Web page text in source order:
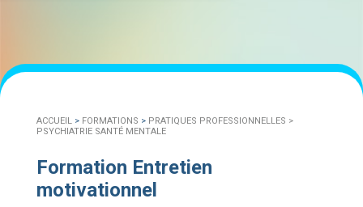
ACCUEIL> FORMATIONS > PRATIQUES PROFESSIONNELLES >
PSYCHIATRIE SANTÉ MENTALE
Formation Entretien
motivationnel